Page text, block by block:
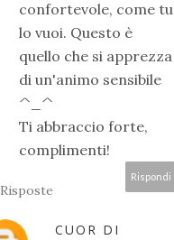
confortevole, come tu
lo vuoi. Questo è
quello che si apprezza
di un'animo sensibile
^_^
Ti abbraccio forte,
complimenti!
Rispondi
Risposte
CUOR DI